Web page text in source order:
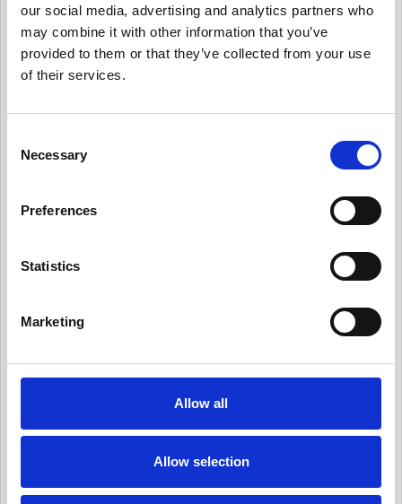
our social media, advertising and analytics partners who
may combine it with other information that you’ve
provided to them or that they’ve collected from your use
of their services.
Necessary
Preferences
Statistics
Marketing
Allow all
Allow selection
有用情報_ガバナンス体制を整える
有用情報_個人データ台帳の保守、データ移転メ
カニズムの保守
ーを保守
有用情報_日常業務にデータ・プライバシーの考
え方を統合する
有用情報_従業員トレーニングとプライバシーに
ついての認知活動を実施
管理する
に管理する
有用情報_個人からの要求や苦情に対応する
有用情報_新規業務を開始する際、プライバシー
への取組みを反映させる
有用情報_データ侵害マネジメント・プログラム